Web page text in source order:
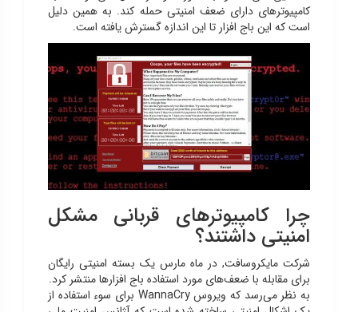
کامپیوترهای دارای ضعف امنیتی حمله کند. به همین دلیل
است که این باج افزار تا این اندازه گسترش یافته است.
چرا کامپیوترهای قربانی مشکل
امنیتی داشتند؟
شرکت مایکروسافت, در ماه مارس یک بسته امنیتی رایگان
برای مقابله با ضعف‌های مورد استفاده باج افزارها منتشر کرد.
به نظر می‌رسد که ویروس WannaCry برای سوء استفاده از